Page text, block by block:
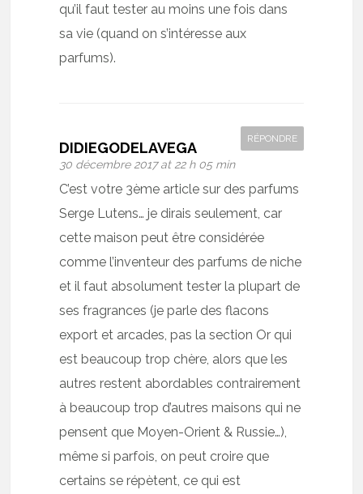
qu’il faut tester au moins une fois dans
sa vie (quand on s’intéresse aux
parfums).
DIDIEGODELAVEGA
30 décembre 2017 at 22 h 05 min
RÉPONDRE
C’est votre 3ème article sur des parfums
Serge Lutens… je dirais seulement, car
cette maison peut être considérée
comme l’inventeur des parfums de niche
et il faut absolument tester la plupart de
ses fragrances (je parle des flacons
export et arcades, pas la section Or qui
est beaucoup trop chère, alors que les
autres restent abordables contrairement
à beaucoup trop d’autres maisons qui ne
pensent que Moyen-Orient & Russie…),
même si parfois, on peut croire que
certains se répètent, ce qui est